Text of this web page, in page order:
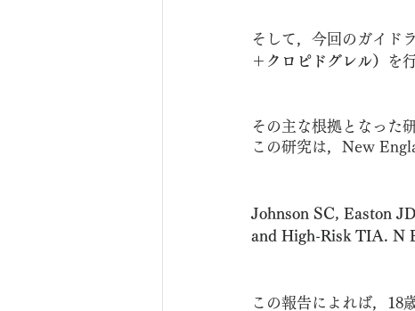
そして，今回のガイド
＋クロピドグレル）
を
その主な根拠となった
この研究は，New
Johnson SC, Easton
and High-Risk TIA. N
この報告によれば，18